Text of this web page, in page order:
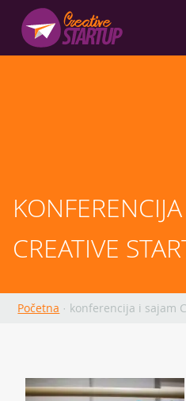
content
CREATIVE
Početna · konferencija i sajam